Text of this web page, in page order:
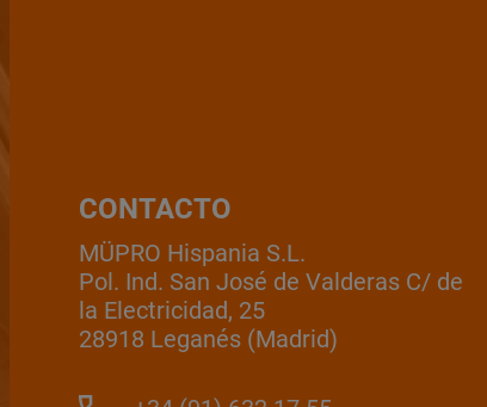
CONTACTO
MÜPRO Hispania S.L.
Pol. Ind. San José de Valderas C/ de
la Electricidad, 25
28918 Leganés (Madrid)